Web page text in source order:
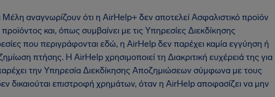
αναγνωρίζουν ότι η AirHelp+ δεν αποτελεί Ασφαλιστικό προϊόν
και, όπως συμβαίνει με τις Υπηρεσίες Διεκδίκησης
που περιγράφονται εδώ, η AirHelp δεν παρέχει καμία εγγύηση ή
πτήσης. Η AirHelp χρησιμοποιεί τη Διακριτική ευχέρειά της για
την Υπηρεσία Διεκδίκησης Αποζημιώσεων σύμφωνα με τους
δικαιούται επιστροφή χρημάτων, όταν η AirHelp αποφασίζει να μην